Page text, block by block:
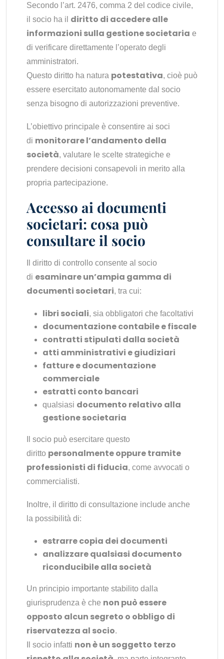
Secondo l’art. 2476, comma 2 del codice civile,
il socio ha il diritto di accedere alle
informazioni sulla gestione societaria e
di verificare direttamente l’operato degli
amministratori.
Questo diritto ha natura potestativa, cioè può
essere esercitato autonomamente dal socio
senza bisogno di autorizzazioni preventive.
L’obiettivo principale è consentire ai soci
di monitorare l’andamento della
società, valutare le scelte strategiche e
prendere decisioni consapevoli in merito alla
propria partecipazione.
Accesso ai documenti
societari: cosa può
consultare il socio
Il diritto di controllo consente al socio
di esaminare un’ampia gamma di
documenti societari, tra cui:
libri sociali, sia obbligatori che facoltativi
documentazione contabile e fiscale
contratti stipulati dalla società
atti amministrativi e giudiziari
fatture e documentazione
commerciale
estratti conto bancari
qualsiasi documento relativo alla
gestione societaria
Il socio può esercitare questo
diritto personalmente oppure tramite
professionisti di fiducia, come avvocati o
commercialisti.
Inoltre, il diritto di consultazione include anche
la possibilità di:
estrarre copia dei documenti
analizzare qualsiasi documento
riconducibile alla società
Un principio importante stabilito dalla
giurisprudenza è che non può essere
opposto alcun segreto o obbligo di
riservatezza al socio.
Il socio infatti non è un soggetto terzo